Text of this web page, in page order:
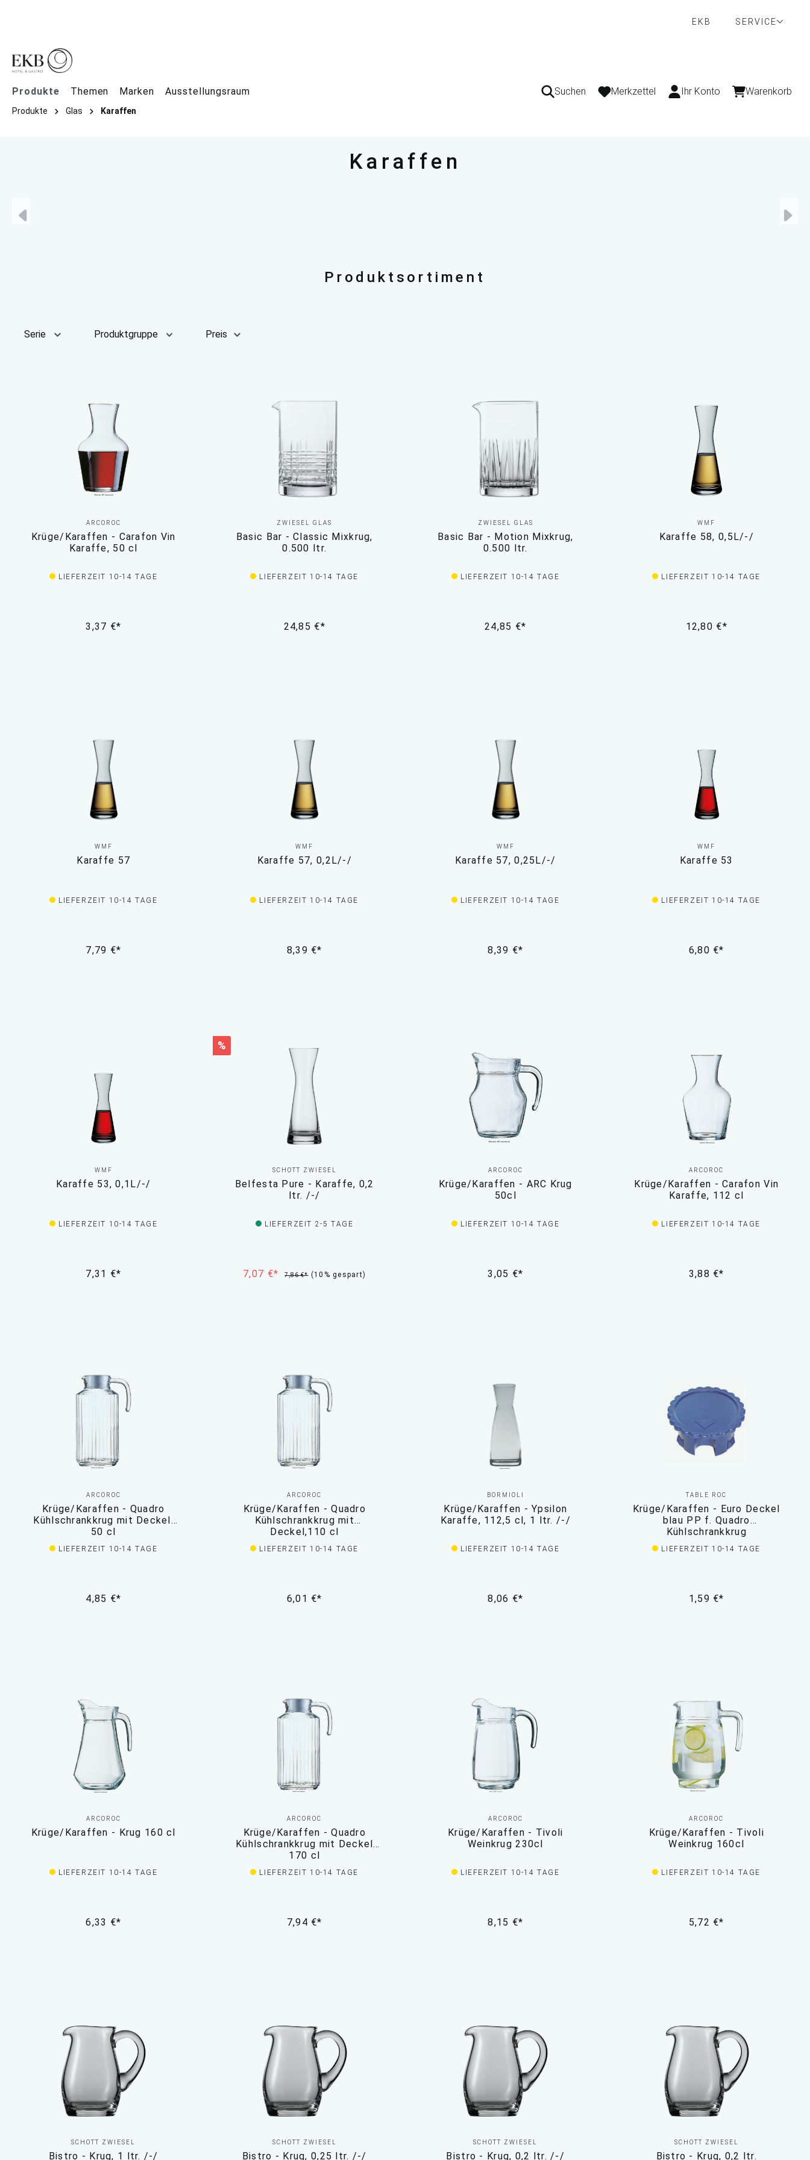
EKB
SERVICE
Produkte Themen Marken Ausstellungsraum Suchen Merkzettel Ihr Konto Warenkorb
Produkte Glas Karaffen
Karaffen
Produktsortiment
Serie Produktgruppe Preis
ARCOROC
Krüge/Karaffen - Carafon Vin
Karaffe, 50 cl
LIEFERZEIT 10-14 TAGE
3,37 €*
ZWIESEL GLAS
Basic Bar - Classic Mixkrug,
0.500 ltr.
LIEFERZEIT 10-14 TAGE
24,85 €*
ZWIESEL GLAS
Basic Bar - Motion Mixkrug,
0.500 ltr.
LIEFERZEIT 10-14 TAGE
24,85 €*
WMF
Karaffe 58, 0,5L/-/
LIEFERZEIT 10-14 TAGE
12,80 €*
WMF
Karaffe 57
LIEFERZEIT 10-14 TAGE
7,79 €*
WMF
Karaffe 57, 0,2L/-/
LIEFERZEIT 10-14 TAGE
8,39 €*
WMF
Karaffe 57, 0,25L/-/
LIEFERZEIT 10-14 TAGE
8,39 €*
WMF
Karaffe 53
LIEFERZEIT 10-14 TAGE
6,80 €*
WMF
Karaffe 53, 0,1L/-/
LIEFERZEIT 10-14 TAGE
7,31 €*
%
SCHOTT ZWIESEL
Belfesta Pure - Karaffe, 0,2
ltr. /-/
LIEFERZEIT 2-5 TAGE
7,07 €* 7,86 €* (10% gespart)
ARCOROC
Krüge/Karaffen - ARC Krug
50cl
LIEFERZEIT 10-14 TAGE
3,05 €*
ARCOROC
Krüge/Karaffen - Carafon Vin
Karaffe, 112 cl
LIEFERZEIT 10-14 TAGE
3,88 €*
ARCOROC
Krüge/Karaffen - Quadro
Kühlschrankkrug mit Deckel,
50 cl
LIEFERZEIT 10-14 TAGE
4,85 €*
ARCOROC
Krüge/Karaffen - Quadro
Kühlschrankkrug mit
Deckel,110 cl
LIEFERZEIT 10-14 TAGE
6,01 €*
BORMIOLI
Krüge/Karaffen - Ypsilon
Karaffe, 112,5 cl, 1 ltr. /-/
LIEFERZEIT 10-14 TAGE
8,06 €*
TABLE ROC
Krüge/Karaffen - Euro Deckel
blau PP f. Quadro
Kühlschrankkrug
LIEFERZEIT 10-14 TAGE
1,59 €*
ARCOROC
Krüge/Karaffen - Krug 160 cl
LIEFERZEIT 10-14 TAGE
6,33 €*
ARCOROC
Krüge/Karaffen - Quadro
Kühlschrankkrug mit Deckel
170 cl
LIEFERZEIT 10-14 TAGE
7,94 €*
ARCOROC
Krüge/Karaffen - Tivoli
Weinkrug 230cl
LIEFERZEIT 10-14 TAGE
8,15 €*
ARCOROC
Krüge/Karaffen - Tivoli
Weinkrug 160cl
LIEFERZEIT 10-14 TAGE
5,72 €*
SCHOTT ZWIESEL
Bistro - Krug, 1 ltr. /-/
SCHOTT ZWIESEL
Bistro - Krug, 0,25 ltr. /-/
SCHOTT ZWIESEL
Bistro - Krug, 0,2 ltr. /-/
SCHOTT ZWIESEL
Bistro - Krug, 0,2 ltr.